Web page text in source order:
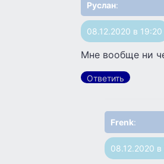
Руслан:
08.12.2020 в 19:20
Мне вообще ни
Ответить
Frenk:
08.12.2020 в